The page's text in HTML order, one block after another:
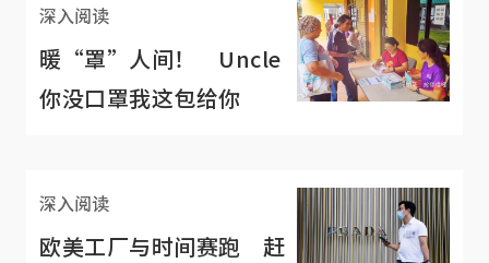
深入阅读
暖“罩”人间！ Uncle
你没口罩我这包给你
深入阅读
欧美工厂与时间赛跑 赶